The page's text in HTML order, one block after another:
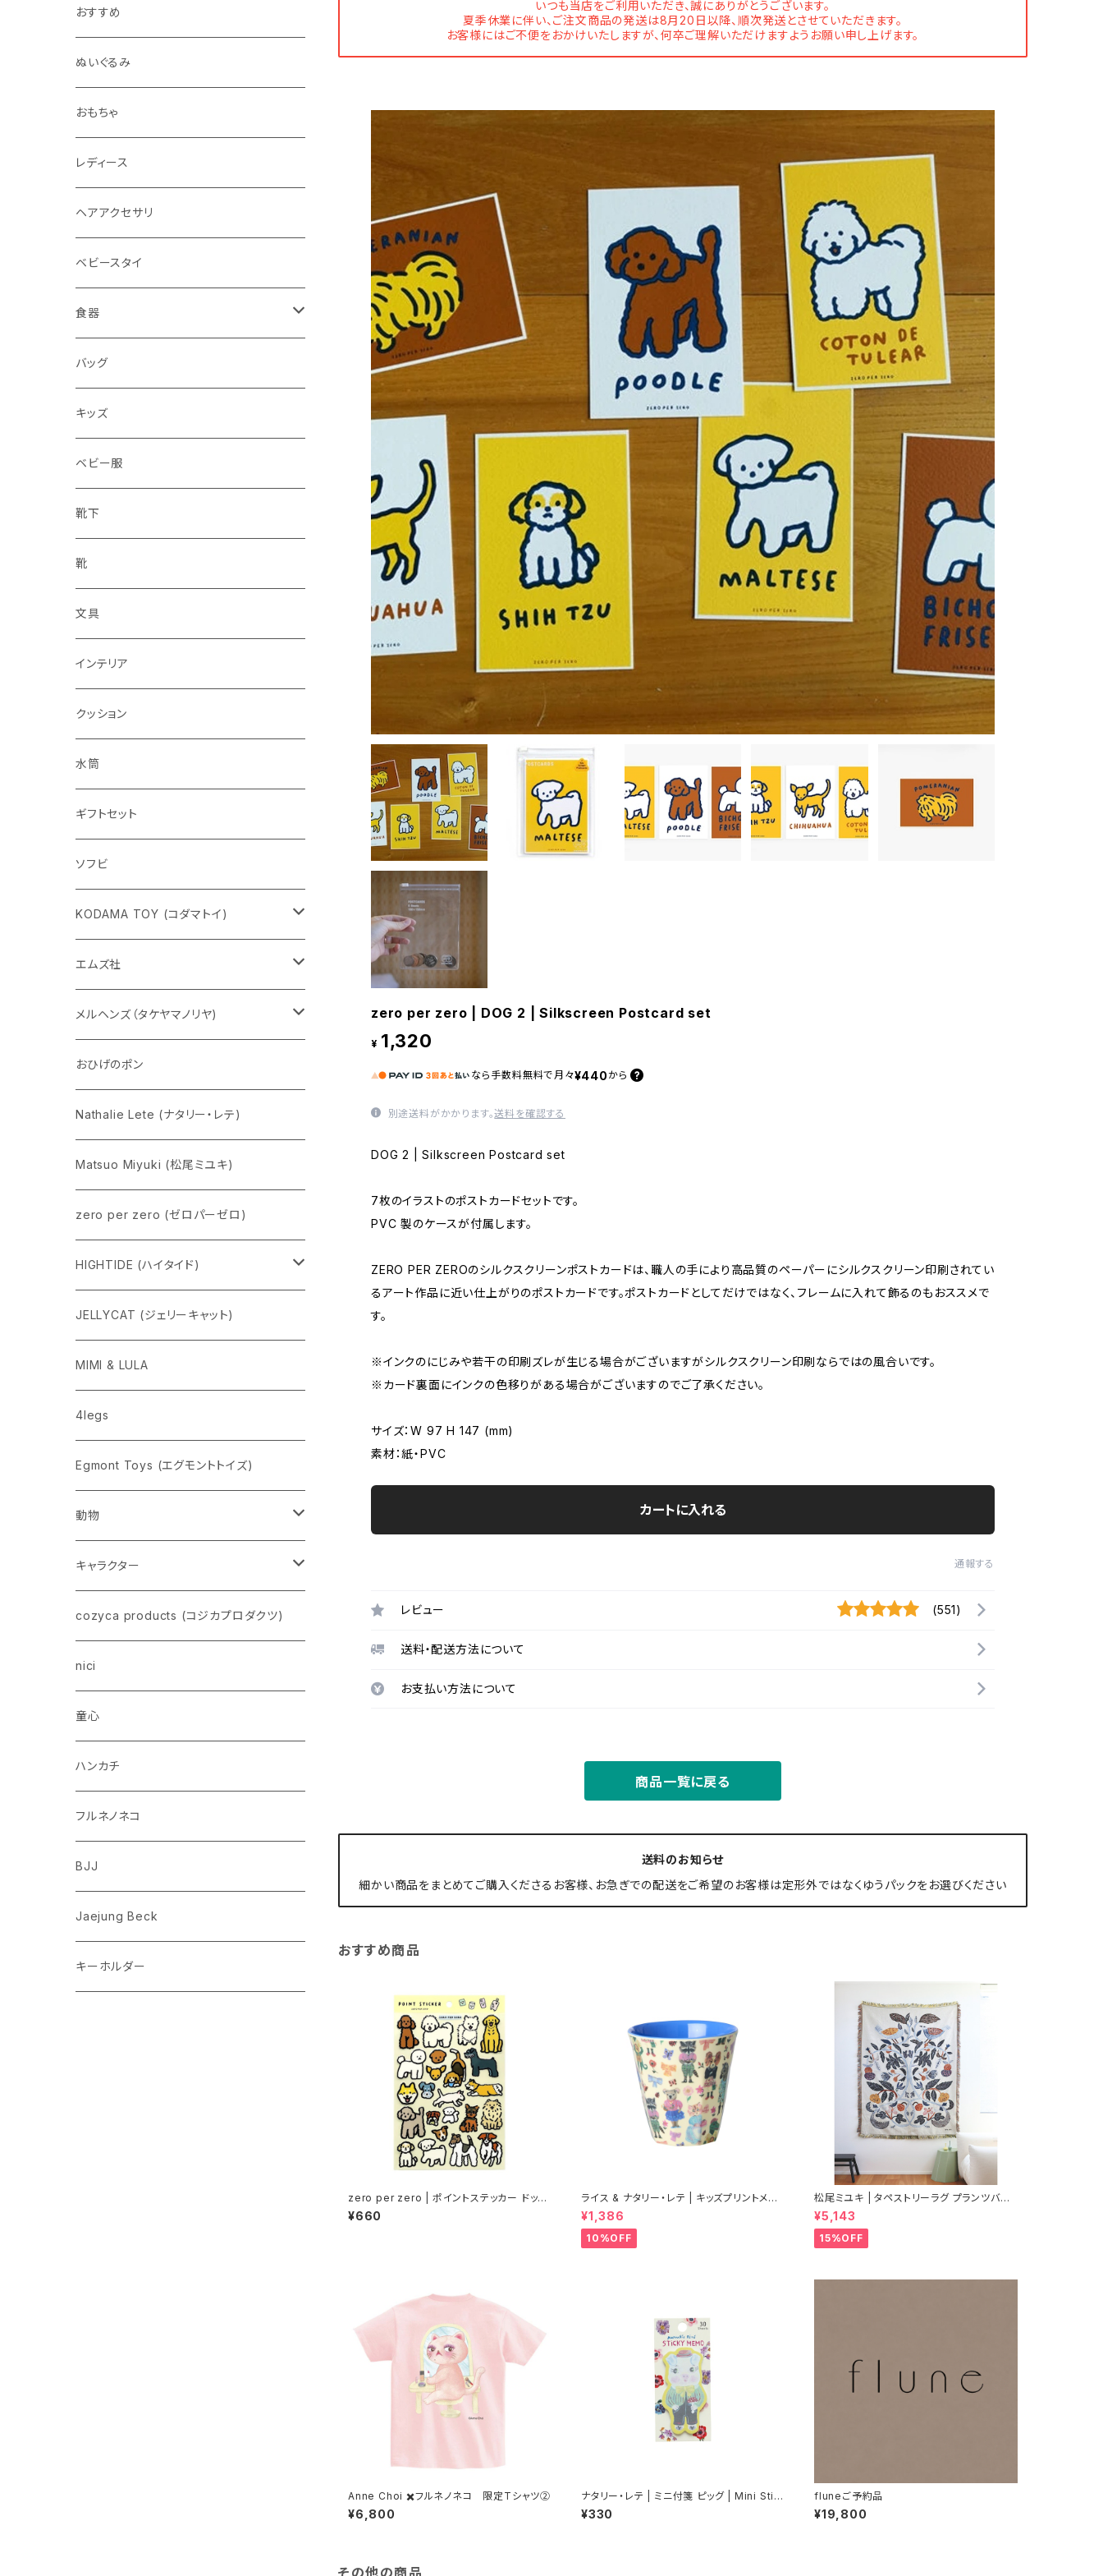
いつも当店をご利用いただき、誠にありがとうございます。
夏季休業に伴い、ご注文商品の発送は8月20日以降、順次発送とさせていただきます。
お客様にはご不便をおかけいたしますが、何卒ご理解いただけますようお願い申し上げます。
zero per zero | DOG 2 | Silkscreen Postcard set
¥ 1,320
なら 手数料無料で 月々¥440 から
別途送料がかかります。送料を確認する
DOG 2 | Silkscreen Postcard set
7枚のイラストのポストカードセットです。
PVC 製のケースが付属します。
ZERO PER ZEROのシルクスクリーンポストカードは、職人の手により高品質のペーパーにシルクスクリーン印刷されてい
るアート作品に近い仕上がりのポストカードです。ポストカードとしてだけではなく、フレームに入れて飾るのもおススメで
す。
※インクのにじみや若干の印刷ズレが生じる場合がございますがシルクスクリーン印刷ならではの風合いです。
※カード裏面にインクの色移りがある場合がございますのでご了承ください。
サイズ：W 97 H 147 (mm)
素材：紙・PVC
カートに入れる
通報する
レビュー (551)
送料・配送方法について
お支払い方法について
商品一覧に戻る
送料のお知らせ
細かい商品をまとめてご購入くださるお客様、お急ぎでの配送をご希望のお客様は定形外ではなくゆうパックをお選びください
おすすめ商品
zero per zero | ポイントステッカー ドッグ
| POINT STICKER-DOG
¥660
ライス & ナタリー・レテ | キッズプリントメラ
ミンカップ Sサイズ 【タイ製】
¥1,386
10%OFF
松尾ミユキ | タペストリーラグ プランツバー
ド アイボリー | Tapestry rug Plants-Bir
d IV
¥5,143
15%OFF
Anne Choi ✖️フルネノネコ 限定Tシャツ②
¥6,800
ナタリー・レテ | ミニ付箋 ピッグ | Mini Stic
ky memo Pig
¥330
fluneご予約品
¥19,800
その他の商品
おすすめ
ぬいぐるみ
おもちゃ
レディース
ヘアアクセサリ
ベビースタイ
食器
水筒
水筒
バッグ
キッズ
ベビー服
靴下
靴
文具
インテリア
クッション
水筒
ギフトセット
ソフビ
KODAMA TOY (コダマトイ)
チャーミーちゃん
五型動物
Eddie パンダ
エムズ社
デコちゃん
クマちゃん
メルヘンズ（タケヤマノリヤ)
ケロペチーノ
おひげのポン
Nathalie Lete (ナタリー・レテ)
Matsuo Miyuki (松尾ミユキ)
zero per zero (ゼロパーゼロ)
HIGHTIDE (ハイタイド)
ニューレトロ
penco
nahe
pppppins（ピーーーーンズ）
JELLYCAT (ジェリーキャット)
MIMI & LULA
4legs
Egmont Toys (エグモントトイズ)
動物
ネコ
イヌ
トイプードル
柴犬
ポメラニアン
コーギー
ウザギ
パンダ
リス
クマ
ゾウ
トリ
キャラクター
スヌーピー
モンチッチ
ムーミン
ちいかわ
ミッフィー
Richard Scarry (リチャード・スキャリー)
おぱんちゅうさぎ/んぽちゃむ
cozyca products (コジカプロダクツ)
nici
童心
ハンカチ
フルネノネコ
BJJ
Jaejung Beck
キーホルダー